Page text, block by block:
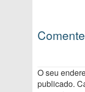
O seu
publicado.